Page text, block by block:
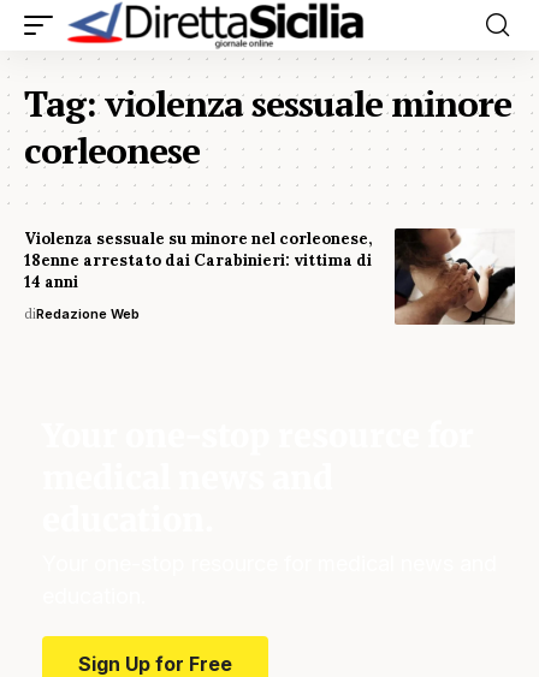
Tag:violenza sessuale minore
corleonese
Violenza sessuale su minore nel corleonese,
18enne arrestato dai Carabinieri: vittima di
14 anni
diRedazione Web
Sign Up for Free